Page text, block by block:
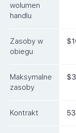
FAQ
wolumen
handlu
Zasoby w
obiegu
Maksymalne
zasoby
Kontrakt